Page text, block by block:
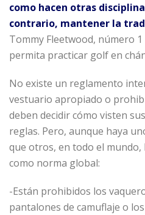
como hacen otras
contrario, mantener la
Tommy Fleetwood, número
permita practicar golf en
No existe un reglamento
vestuario apropiado o
deben decidir cómo visten
reglas. Pero, aunque haya
que otros, en todo el
como norma global:
-Están prohibidos los
pantalones de camuflaje o